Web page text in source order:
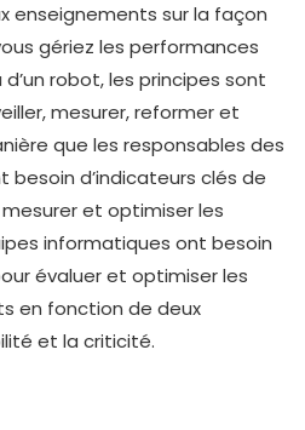
enseignements sur la façon
gériez les performances
robot, les principes sont
mesurer, reformer et
que les responsables des
besoin d’indicateurs clés de
et optimiser les
informatiques ont besoin
évaluer et optimiser les
en fonction de deux
et la criticité.